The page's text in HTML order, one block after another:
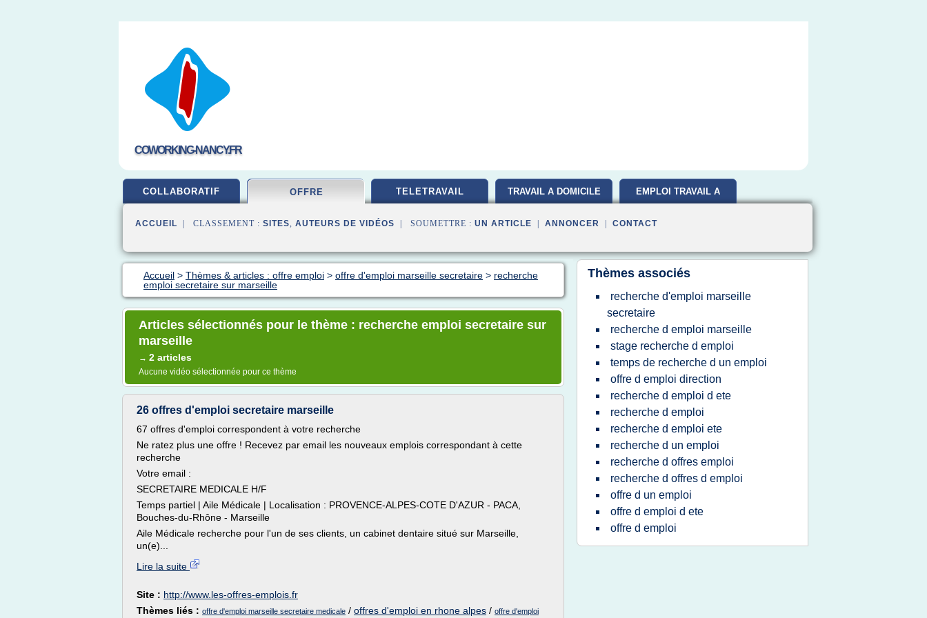
COWORKING-NANCY.FR
COLLABORATIF OFFRE TELETRAVAIL TRAVAIL A DOMICILE EMPLOI TRAVAIL A
ACCUEIL | CLASSEMENT : SITES, AUTEURS DE VIDÉOS | SOUMETTRE : UN ARTICLE ANNONCER CONTACT
Accueil > Thèmes & articles : offre emploi > offre d'emploi marseille secretaire > recherche
emploi secretaire sur marseille
Articles sélectionnés pour le thème : recherche emploi secretaire sur
marseille
→ 2 articles
Aucune vidéo sélectionnée pour ce thème
26 offres d'emploi secretaire marseille
67 offres d'emploi correspondent à votre recherche
Ne ratez plus une offre ! Recevez par email les nouveaux emplois correspondant à cette
recherche
Votre email :
SECRETAIRE MEDICALE H/F
Temps partiel | Aile Médicale | Localisation : PROVENCE-ALPES-COTE D'AZUR - PACA,
Bouches-du-Rhône - Marseille
Aile Médicale recherche pour l'un de ses clients, un cabinet dentaire situé sur Marseille,
un(e)...
Lire la suite
Site : http://www.les-offres-emplois.fr
Thèmes liés : offre d'emploi marseille secretaire medicale / offres d'emploi en rhone alpes / offre d'emploi
Thèmes associés
recherche d'emploi marseille
secretaire
recherche d emploi marseille
stage recherche d emploi
temps de recherche d un emploi
offre d emploi direction
recherche d emploi d ete
recherche d emploi
recherche d emploi ete
recherche d un emploi
recherche d offres emploi
recherche d offres d emploi
offre d un emploi
offre d emploi d ete
offre d emploi